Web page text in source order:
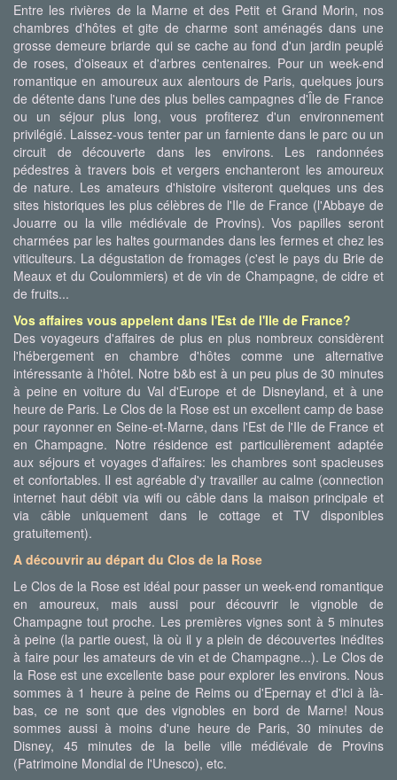
Entre les rivières de la Marne et des Petit et Grand Morin, nos
chambres d'hôtes et gite de charme sont aménagés dans une
grosse demeure briarde qui se cache au fond d'un jardin peuplé
de roses, d'oiseaux et d'arbres centenaires. Pour un week-end
romantique en amoureux aux alentours de Paris, quelques jours
de détente dans l'une des plus belles campagnes d'Île de France
ou un séjour plus long, vous profiterez d'un environnement
privilégié. Laissez-vous tenter par un farniente dans le parc ou un
circuit de découverte dans les environs. Les randonnées
pédestres à travers bois et vergers enchanteront les amoureux
de nature. Les amateurs d'histoire visiteront quelques uns des
sites historiques les plus célèbres de l'Ile de France (l'Abbaye de
Jouarre ou la ville médiévale de Provins). Vos papilles seront
charmées par les haltes gourmandes dans les fermes et chez les
viticulteurs. La dégustation de fromages (c'est le pays du Brie de
Meaux et du Coulommiers) et de vin de Champagne, de cidre et
de fruits...
Vos affaires vous appelent dans l'Est de l'Ile de France?
Des voyageurs d'affaires de plus en plus nombreux considèrent
l'hébergement en chambre d'hôtes comme une alternative
intéressante à l'hôtel. Notre b&b est à un peu plus de 30 minutes
à peine en voiture du Val d'Europe et de Disneyland, et à une
heure de Paris. Le Clos de la Rose est un excellent camp de base
pour rayonner en Seine-et-Marne, dans l'Est de l'Ile de France et
en Champagne. Notre résidence est particulièrement adaptée
aux séjours et voyages d'affaires: les chambres sont spacieuses
et confortables. Il est agréable d'y travailler au calme (connection
internet haut débit via wifi ou câble dans la maison principale et
via câble uniquement dans le cottage et TV disponibles
gratuitement).
A découvrir au départ du Clos de la Rose
Le Clos de la Rose est idéal pour passer un week-end romantique
en amoureux, mais aussi pour découvrir le vignoble de
Champagne tout proche. Les premières vignes sont à 5 minutes
à peine (la partie ouest, là où il y a plein de découvertes inédites
à faire pour les amateurs de vin et de Champagne...). Le Clos de
la Rose est une excellente base pour explorer les environs. Nous
sommes à 1 heure à peine de Reims ou d'Epernay et d'ici à là-
bas, ce ne sont que des vignobles en bord de Marne! Nous
sommes aussi à moins d'une heure de Paris, 30 minutes de
Disney, 45 minutes de la belle ville médiévale de Provins
(Patrimoine Mondial de l'Unesco), etc.